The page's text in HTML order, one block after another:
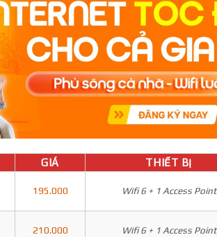
GIÁ THIẾT BỊ
195.000 Wifi 6 + 1 Access Point
210.000 Wifi 6 + 1 Access Point